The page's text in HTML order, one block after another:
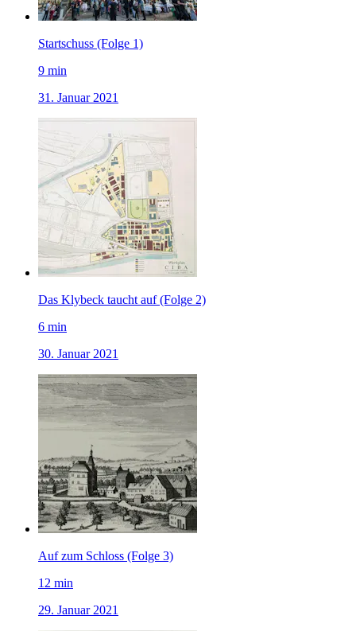
Startschuss (Folge 1)
9 min
31. Januar 2021
Das Klybeck taucht auf (Folge 2)
6 min
30. Januar 2021
Auf zum Schloss (Folge 3)
12 min
29. Januar 2021